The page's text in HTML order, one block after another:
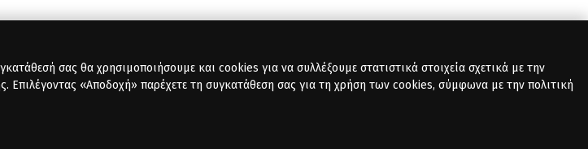
σας θα χρησιμοποιήσουμε και cookies για να συλλέξουμε στατιστικά στοιχεία σχετικά με την
Επιλέγοντας «Αποδοχή» παρέχετε τη συγκατάθεση σας για τη χρήση των cookies, σύμφωνα με την πολιτική